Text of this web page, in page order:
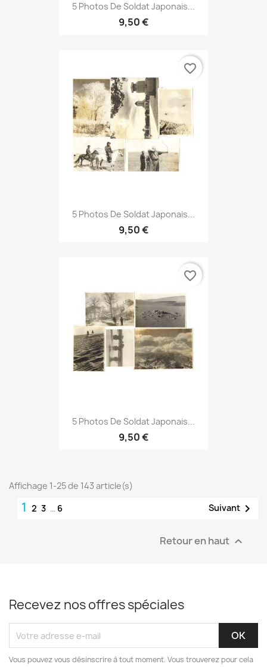
5 Photos De Soldat Japonais...
9,50 €
5 Photos De Soldat Japonais...
9,50 €
favorite_border
5 Photos De Soldat Japonais...
9,50 €
favorite_border
Affichage 1-25 de 143 article(s)
1 2 3 … 6 Suivant 
Retour en haut 
Recevez nos offres spéciales
Vous pouvez vous désinscrire à tout moment. Vous trouverez pour cela